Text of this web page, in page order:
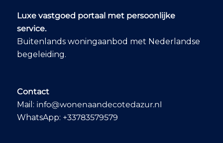
Luxe vastgoed portaal met persoonlijke
service.
Buitenlands woningaanbod met Nederlandse
begeleiding.
Contact
Mail: info@wonenaandecotedazur.nl
WhatsApp: +33783579579